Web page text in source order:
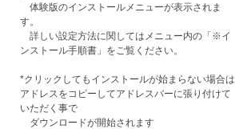
​体験版のインストールメニューが表示されま
す。
詳しい設定方法に関してはメニュー内の「※イ
ンストール手順書」​をご覧ください。
*クリックしてもインストールが始まらない場合は
アドレスをコピーしてアドレスバーに張り付けて
いただく事で
ダウンロードが開始されます